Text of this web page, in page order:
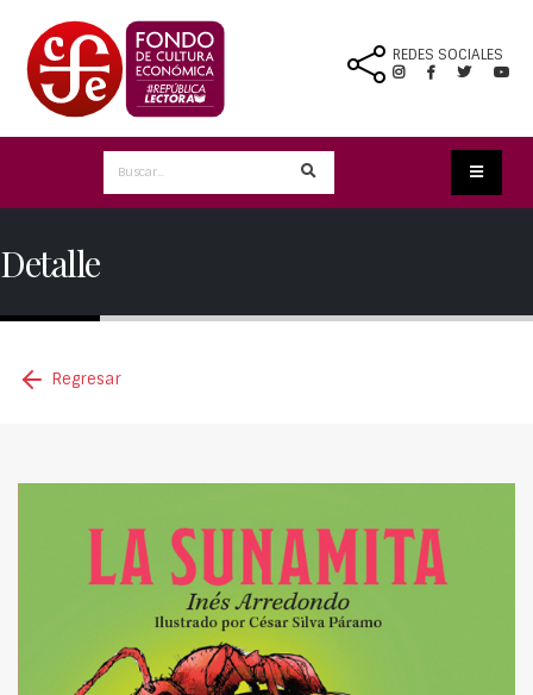
REDES SOCIALES
Detalle
Regresar